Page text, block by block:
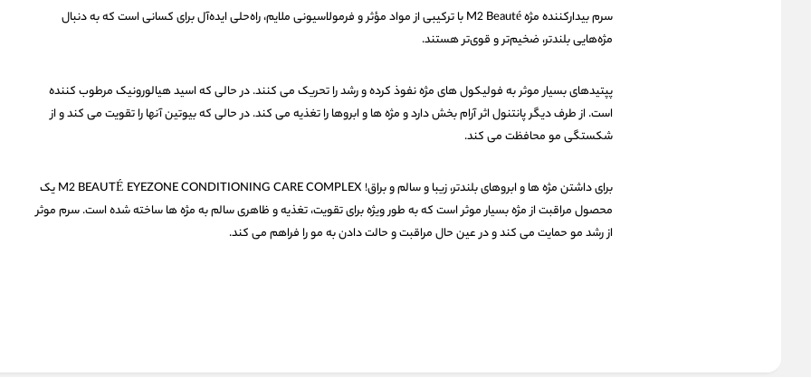
سرم بیدارکننده مژه M2 Beauté با ترکیبی از مواد مؤثر و فرمولاسیونی ملایم، راه‌حلی ایده‌آل برای کسانی است که به دنبال
مژه‌هایی بلندتر، ضخیم‌تر و قوی‌تر هستند.
پپتیدهای بسیار موثر به فولیکول های مژه نفوذ کرده و رشد را تحریک می کنند. در حالی که اسید هیالورونیک مرطوب کننده
است. از طرف دیگر پانتنول اثر آرام بخش دارد و مژه ها و ابروها را تغذیه می کند. در حالی که بیوتین آنها را تقویت می کند و از
شکستگی مو محافظت می کند.
برای داشتن مژه ها و ابروهای بلندتر، زیبا و سالم و براق! M2 BEAUTÉ EYEZONE CONDITIONING CARE COMPLEX یک
محصول مراقبت از مژه بسیار موثر است که به طور ویژه برای تقویت، تغذیه و ظاهری سالم به مژه ها ساخته شده است. سرم موثر
از رشد مو حمایت می کند و در عین حال مراقبت و حالت دادن به مو را فراهم می کند.